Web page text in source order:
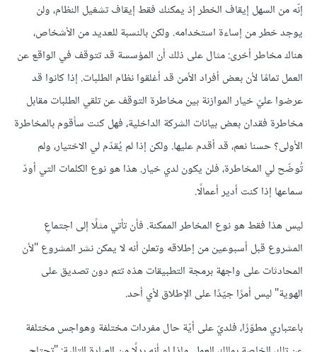
إنّه من السهل إيقاف الخطر إذ يمكنك فقط إيقاف تشغيل النظام، ولن
يوجد خطر من إساءة استخدامه. ولكن بالنسبة للعديد من الأشخاص،
هناك مخاطر أخرى: مثال على ذلك أن المؤسسة قد تتوقف في الواقع عن
العمل تمامًا لأن بعض أفراد الأمن قد أغلقوا نظام الطلبات. إذا كانوا قد
عرضوا عليّ خيار الموازنة بين مخاطرة التوقف عن تلقي الطلبات مقابل
مخاطرة فقدان بعض بيانات الشركة الداخلية، فهل كنت سأقوم بالمخاطرة
الأولى؟ حسنا نعم، قد أقدم عليها. ولكن إذا لم يُقدّم لي الاختيار، ولم
تُوضّح لي المخاطرة، فلن يكون لدي خيار. هذا هو نوع الكلمات التي أودّ
سماعها إذا كنت أدير أعمالًا.
ليس هذا فقط هو نوع المخاطر الممكنة. فأن تأتي مثلًا إلى اجتماعِ
المشروع قبل أسبوعين من إطلاقه وتعلن أنه لا يمكن نشر المشروع "لأن
المحادثات على واجهة برمجة التطبيقات هذه تتم دون تصديق على
الهوية" ليس أمرًا جيّدًا على الإطلاق لأي أحد.
باعتباري مطوّرًا، فلديّ على أيّة حال مفردات مختلفة وهواجس مختلفة